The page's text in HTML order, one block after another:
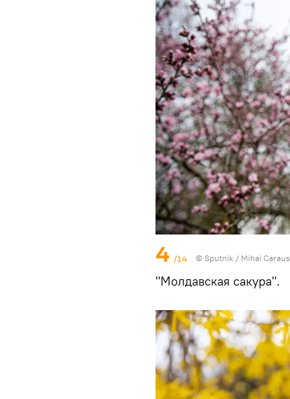
4 /14 © Sputnik / Mihai Caraus
"Молдавская сакура".